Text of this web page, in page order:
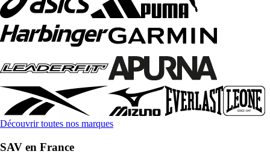
Découvrir toutes nos marques
SAV en France